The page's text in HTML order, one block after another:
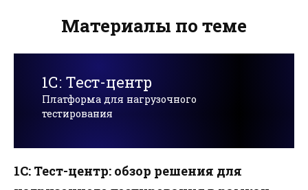
Материалы по теме
1С: Тест-центр
Платформа для нагрузочного
тестирования
1С: Тест-центр: обзор решения для